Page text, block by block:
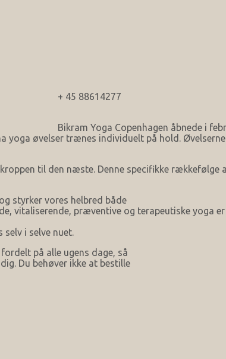
+ 45 88614277
Bikram Yoga Copenhagen åbnede i
yoga øvelser trænes individuelt på hold.
til den næste. Denne specifikke rækkefølge
styrker vores helbred både
vitaliserende, præventive og terapeutiske yoga
i selve nuet.
på alle ugens dage, så
Du behøver ikke at bestille